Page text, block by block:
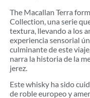
The Macallan Terra
Collection, una serie
textura, llevando a los
experiencia sensorial
culminante de este
narra la historia de la
jerez.
Este whisky ha sido
de roble europeo y